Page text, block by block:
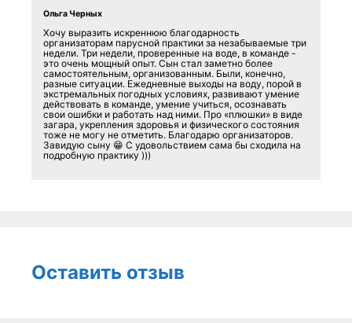
Ольга Черных
Хочу выразить искреннюю благодарность
организаторам парусной практики за незабываемые три
недели. Три недели, проверенные на воде, в команде -
это очень мощный опыт. Сын стал заметно более
самостоятельным, организованным. Были, конечно,
разные ситуации. Ежедневные выходы на воду, порой в
экстремальных погодных условиях, развивают умение
действовать в команде, умение учиться, осознавать
свои ошибки и работать над ними. Про «плюшки» в виде
загара, укрепления здоровья и физического состояния
тоже не могу не отметить. Благодарю организаторов.
Завидую сыну 😁 С удовольствием сама бы сходила на
подробную практику )))
Оставить отзыв